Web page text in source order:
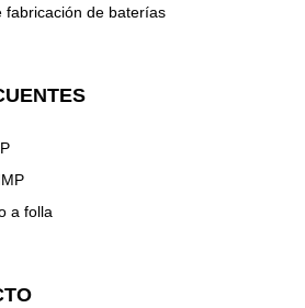
fabricación de baterías
a folla